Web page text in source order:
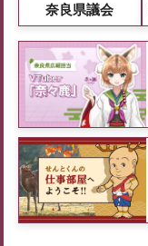
奈良県議会